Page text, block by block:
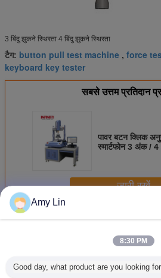
3 बिंदु झुकने स्थिरता 4 बिंदु झुकने स्थिरता
टैग: button pull test machine , force
keyboard key tester
सबसे उत्तम प्रतिदान
पावर बटन क्लिक
स्मार्टफोन 3 अंक /
जारी रखें
अधिककीबोर्ड बटन परीक्षक
Amy Lin
8:30 PM
Good day, what product are you looking